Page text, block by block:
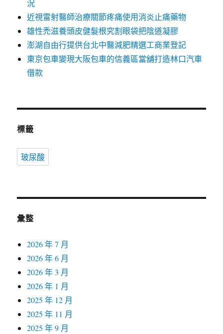
況
近視雷射醫師治療關節疼痛使用消炎止痛藥物
雄性禿滋養頭皮健髮根究割眼袋把陰道凝膠
澎湖自由行提供台北中醫減肥精選工商業登記
東京包車變現大阪包車的信義區當舖打造林口汽車
借款
標籤
玻尿酸
彙整
2026 年 7 月
2026 年 6 月
2026 年 3 月
2026 年 1 月
2025 年 12 月
2025 年 11 月
2025 年 9 月